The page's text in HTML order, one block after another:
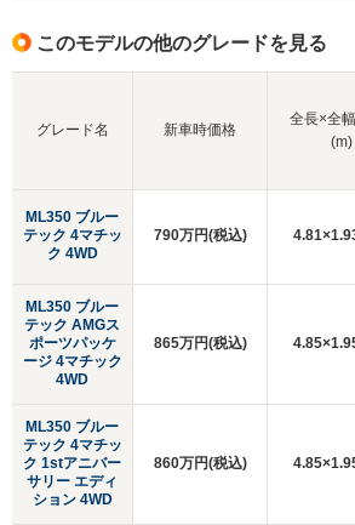
このモデルの他のグレードを見る
グレード名
ML350 ブルー
テック 4マチッ
ク 4WD
ML350 ブルー
テック AMGス
ポーツパッケ
ージ 4マチック
4WD
ML350 ブルー
テック 4マチッ
ク 1stアニバー
サリー エディ
ション 4WD
新車時価格
全長×全
(m)
790万円(税込)
865万円(税込)
860万円(税込)